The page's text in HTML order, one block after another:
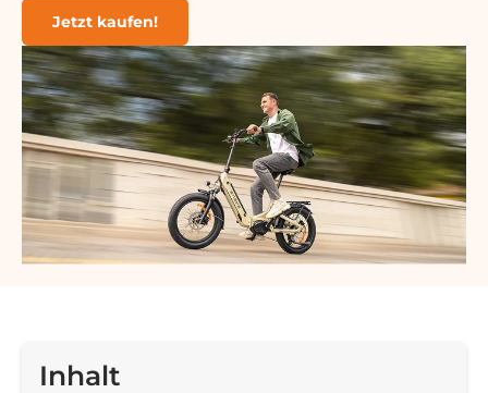
Community
Support
Jetzt kaufen!
Inhalt